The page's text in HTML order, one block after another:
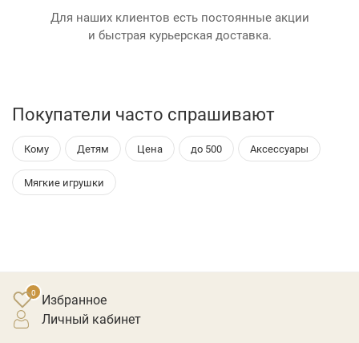
Для наших клиентов есть постоянные акции
и быстрая курьерская доставка.
Покупатели часто спрашивают
Кому Детям Цена до 500 Аксессуары
Мягкие игрушки
Избранное
личный кабинет